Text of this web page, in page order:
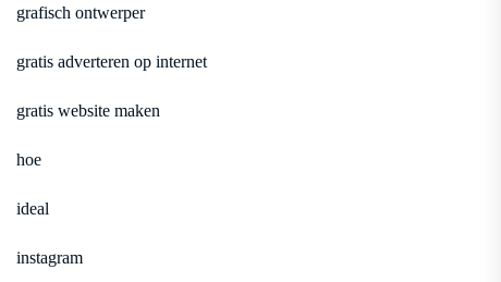
grafisch ontwerper
gratis adverteren op internet
gratis website maken
hoe
ideal
instagram